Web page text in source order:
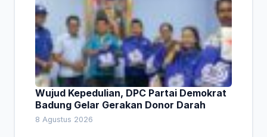
Wujud Kepedulian, DPC Partai Demokrat
Badung Gelar Gerakan Donor Darah
8 Agustus 2026